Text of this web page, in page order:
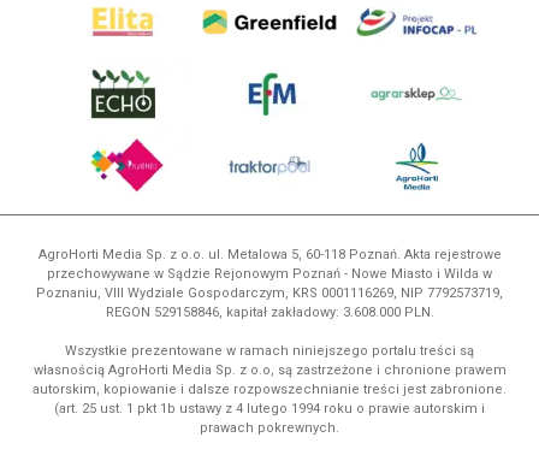
AgroHorti Media Sp. z o.o. ul. Metalowa 5, 60-118 Poznań. Akta rejestrowe
przechowywane w Sądzie Rejonowym Poznań - Nowe Miasto i Wilda w
Poznaniu, VIII Wydziale Gospodarczym, KRS 0001116269, NIP 7792573719,
REGON 529158846, kapitał zakładowy: 3.608.000 PLN.
Wszystkie prezentowane w ramach niniejszego portalu treści są
własnością AgroHorti Media Sp. z o.o, są zastrzeżone i chronione prawem
autorskim, kopiowanie i dalsze rozpowszechnianie treści jest zabronione.
(art. 25 ust. 1 pkt 1b ustawy z 4 lutego 1994 roku o prawie autorskim i
prawach pokrewnych.